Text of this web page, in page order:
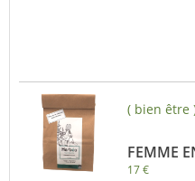
( bien être
FEMME
17 €